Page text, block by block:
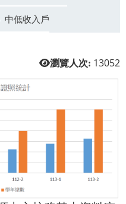
中低收入戶
瀏覽人次: 13052